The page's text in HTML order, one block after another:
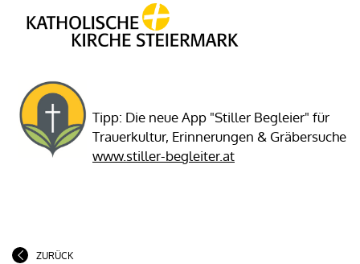
Tipp: Die neue App "Stiller Begleier" für
Trauerkultur, Erinnerungen & Gräbersuche
www.stiller-begleiter.at
ZURÜCK